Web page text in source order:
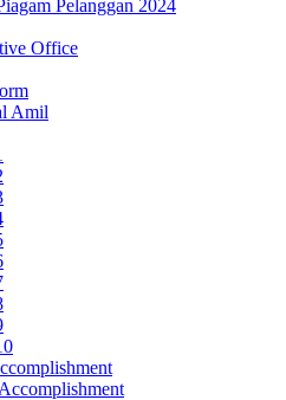
Pelanggan 2024
Office
Amil